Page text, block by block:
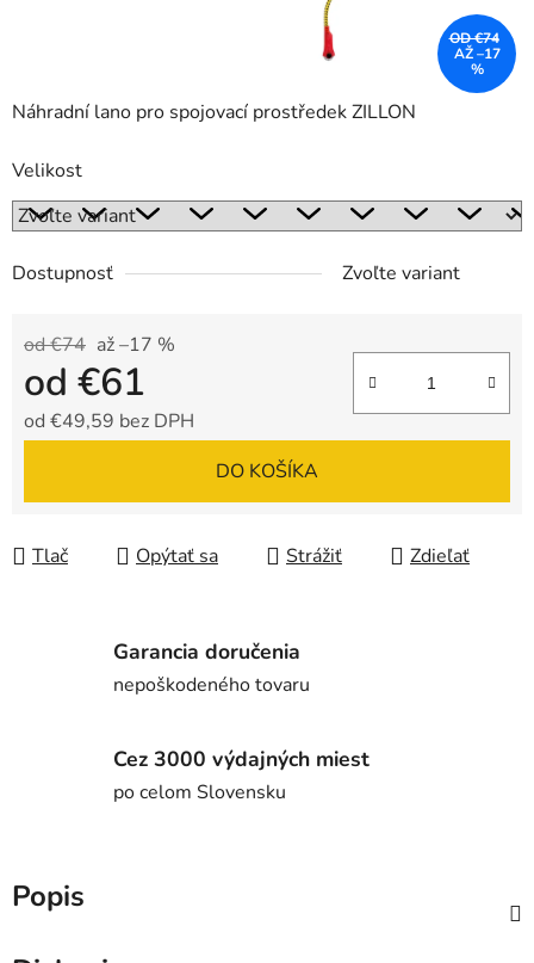
Náhradní lano pro spojovací prostředek ZILLON
Velikost
Dostupnosť Zvoľte variant
od €74 až –17 %
od €61
od €49,59 bez DPH
DO KOŠÍKA
Tlač Opýtať sa Strážiť Zdieľať
OD €74
AŽ –17
%
Garancia doručenia
nepoškodeného tovaru
Cez 3000 výdajných miest
po celom Slovensku
Popis